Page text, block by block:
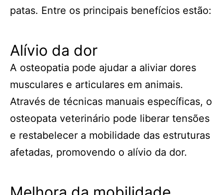
patas. Entre os principais benefícios estão:
Alívio da dor
A osteopatia pode ajudar a aliviar dores
musculares e articulares em animais.
Através de técnicas manuais específicas, o
osteopata veterinário pode liberar tensões
e restabelecer a mobilidade das estruturas
afetadas, promovendo o alívio da dor.